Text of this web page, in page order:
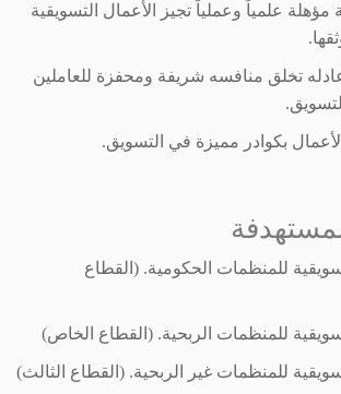
علمياً وعملياً تجيز الأعمال التسويقية
عادله تخلق منافسه شريفة ومحفزة للعاملين
بكوادر مميزة في التسويق.
للمنظمات الحكومية. (القطاع
للمنظمات الربحية. (القطاع الخاص)
للمنظمات غير الربحية. (القطاع الثالث)